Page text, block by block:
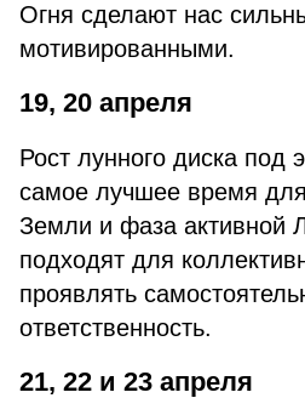
Огня сделают нас
мотивированными.
19, 20 апреля
Рост лунного диска
самое лучшее время
Земли и фаза активной
подходят для
проявлять
ответственность.
21, 22 и 23 апреля